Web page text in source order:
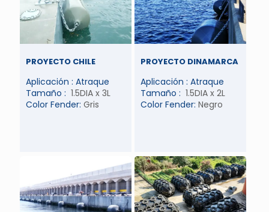
PROYECTO CHILE
Aplicación : Atraque
Tamaño : 1.5DIA x 3L
Color Fender: Gris
PROYECTO DINAMARCA
Aplicación : Atraque
Tamaño : 1.5DIA x 2L
Color Fender: Negro